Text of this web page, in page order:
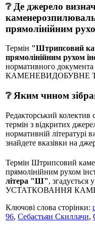
❔ Де джерело
прямолінійним
Термін "Штрипсовий
прямолінійним рухом
нормативного
КАМЕНЕВИДОБУВНЕ
❔ Яким чином
Редакторський колектив
термін з відкритих
нормативній літературі
знайдете вказівки на
Термін Штрипсовий
прямолінійним рухом
літера "Ш",
УСТАТКОВАННЯ
Ключові слова сторінки:
96, Себастьян Скиллачи,